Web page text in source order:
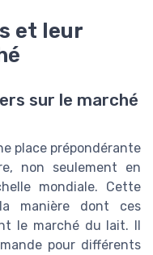
et leur
sur le marché
place prépondérante
non seulement en
mondiale. Cette
manière dont ces
le marché du lait. Il
pour différents